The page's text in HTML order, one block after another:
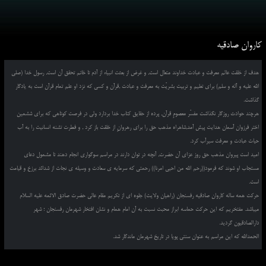
کاروان صادقیه
هدف از خلقت عالم معرفت و عبادت خداوند متعال است, و غرض از بعثت انبیاء از آدم تا خاتم تحقق آن است, رسول خدا (صلی
الله علیه و آله و سلم) برای تعلیم و تربیت بشریّت به معرفت و عبادت ,قرآن و کسی که نزد او علم تمام قرآن است به یادگار
گذاشت.
هرچند حوادث روزگار نگذاشت مفسّر معصومِ قرآن, پرده از حقایق کتاب خدا بردارد ولی در فرصت کوتاهی که برای ششمین
اختر فرزوان آسمان هدایت پیش آمد,شاهراه مذهب حق را برای رهروانِ از خلقت باز کرد , و فطرت تشنه انسانیت را به آب
حیات عبادت و معرفت سیرآب کرد.
امید است پیروان مذهب حق روز عزای آن حضرت, آنچه در توان دارند در مراسم سوگواری انجام دهند تا مشمول دعای
مستجاب او شوند که فرمود((رحم الله من احیی امرنا)) رحمتی که سرمایه ی سعادت و وسیله ی نجات از شدائد برزخ و قیامت
است.
حرکت همه ساله کاروان صادقیه رفسنجان (راهیان ولایت) جلوه ای از تکریم مقام عالی حضرت صادق الائمه علیه السلام
میباشد. مفتخریم که این حرکت حماسه ابراز محبت نسبت به آن امام همام و نشان افتخار شهرمان رفسنجان ؛ شهر
دارالصادقیون گردید.
الحمدالله که این مراسم به عنوان سنتی پویا در تاریخ شهرمان ماندگار شد.